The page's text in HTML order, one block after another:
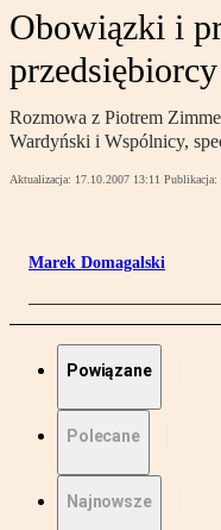
Obowiązki i
przedsiębiorcy
Rozmowa z Piotrem
Wardyński i Wspólnicy,
Aktualizacja: 17.10.2007 13:11 Publikacja:
Marek Domagalski
Powiązane
Polecane
Najnowsze